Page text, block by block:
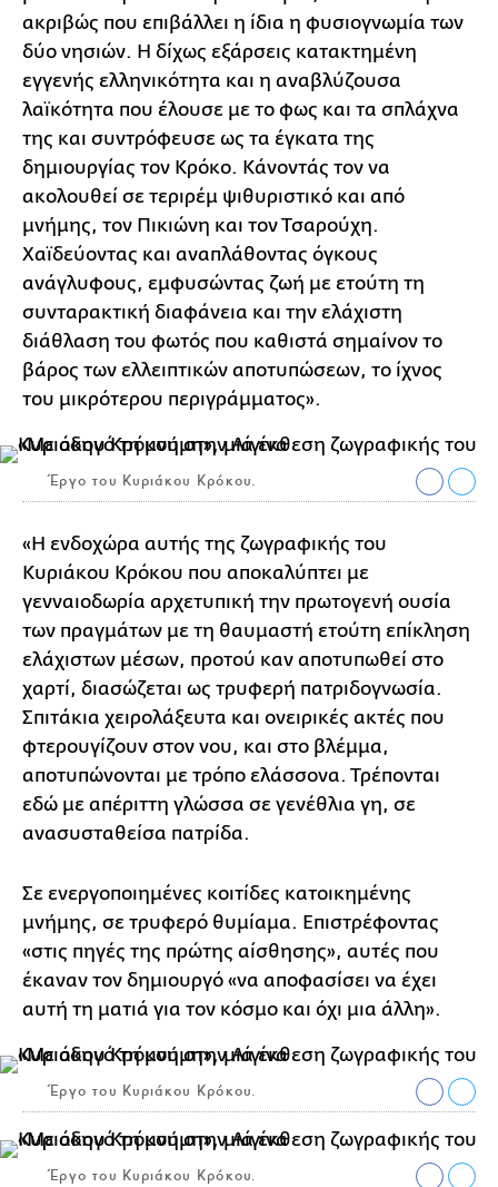
ακριβώς που επιβάλλει η ίδια η φυσιογνωμία των
δύο νησιών. Η δίχως εξάρσεις κατακτημένη
εγγενής ελληνικότητα και η αναβλύζουσα
λαϊκότητα που έλουσε με το φως και τα σπλάχνα
της και συντρόφευσε ως τα έγκατα της
δημιουργίας τον Κρόκο. Κάνοντάς τον να
ακολουθεί σε τεριρέμ ψιθυριστικό και από
μνήμης, τον Πικιώνη και τον Τσαρούχη.
Χαϊδεύοντας και αναπλάθοντας όγκους
ανάγλυφους, εμφυσώντας ζωή με ετούτη τη
συνταρακτική διαφάνεια και την ελάχιστη
διάθλαση του φωτός που καθιστά σημαίνον το
βάρος των ελλειπτικών αποτυπώσεων, το ίχνος
του μικρότερου περιγράμματος».
Έργο του Κυριάκου Κρόκου.
«Η ενδοχώρα αυτής της ζωγραφικής του
Κυριάκου Κρόκου που αποκαλύπτει με
γενναιοδωρία αρχετυπική την πρωτογενή ουσία
των πραγμάτων με τη θαυμαστή ετούτη επίκληση
ελάχιστων μέσων, προτού καν αποτυπωθεί στο
χαρτί, διασώζεται ως τρυφερή πατριδογνωσία.
Σπιτάκια χειρολάξευτα και ονειρικές ακτές που
φτερουγίζουν στον νου, και στο βλέμμα,
αποτυπώνονται με τρόπο ελάσσονα. Τρέπονται
εδώ με απέριττη γλώσσα σε γενέθλια γη, σε
ανασυσταθείσα πατρίδα.
Σε ενεργοποιημένες κοιτίδες κατοικημένης
μνήμης, σε τρυφερό θυμίαμα. Επιστρέφοντας
«στις πηγές της πρώτης αίσθησης», αυτές που
έκαναν τον δημιουργό «να αποφασίσει να έχει
αυτή τη ματιά για τον κόσμο και όχι μια άλλη».
Έργο του Κυριάκου Κρόκου.
Έργο του Κυριάκου Κρόκου.